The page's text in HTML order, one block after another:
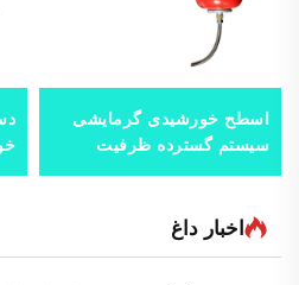
اسطح خورشیدی گرمایشی
سیستم گسترده ظرفیت
گرمایی 0.025 برای محاسبه
مبادله پلاستیک
اخبار داغ